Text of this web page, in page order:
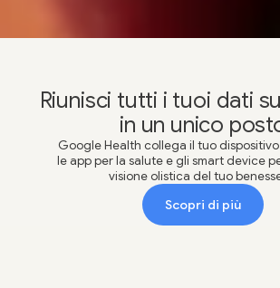
Riunisci tutti i tuoi dati
in un unico
Google Health collega il tuo
le app per la salute e gli smart device
visione olistica del tuo
Scopri di più